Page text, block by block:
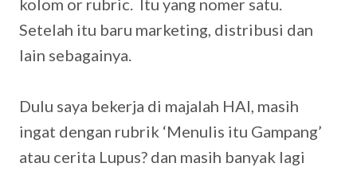
kolom or rubric. Itu yang nomer satu.
Setelah itu baru marketing, distribusi dan
lain sebagainya.
Dulu saya bekerja di majalah HAI, masih
ingat dengan rubrik ‘Menulis itu Gampang’
atau cerita Lupus? dan masih banyak lagi